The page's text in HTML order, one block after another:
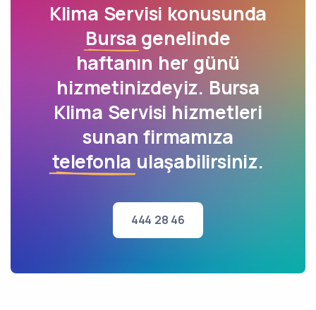
Klima Servisi konusunda
Bursa genelinde
haftanın her günü
hizmetinizdeyiz. Bursa
Klima Servisi hizmetleri
sunan firmamıza
telefonla ulaşabilirsiniz.
444 28 46